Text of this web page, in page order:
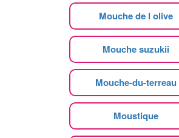
Mouche de l olive
Mouche suzukii
Mouche-du-terreau
Moustique